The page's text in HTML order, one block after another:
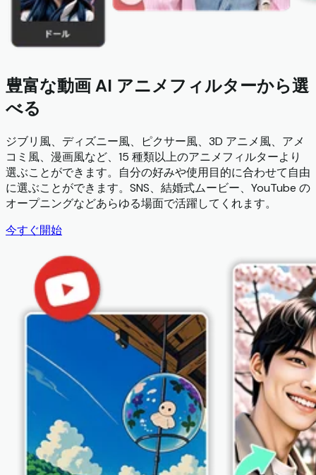
豊富な動画 AI アニメフィルターから選
べる
ジブリ風、ディズニー風、ピクサー風、3D アニメ風、アメ
コミ風、漫画風など、15 種類以上のアニメフィルターより
選ぶことができます。自分の好みや使用目的に合わせて自由
に選ぶことができます。SNS、結婚式ムービー、YouTube の
オープニングなどあらゆる場面で活躍してくれます。
今すぐ開始